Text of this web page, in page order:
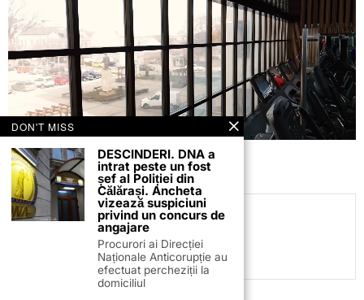
C.C
DON'T MISS
DESCINDERI. DNA a
intrat peste un fost
șef al Poliției din
Călărași. Ancheta
vizează suspiciuni
privind un concurs de
angajare
Procurori ai Direcției
Naționale Anticorupție au
efectuat percheziții la
domiciliul